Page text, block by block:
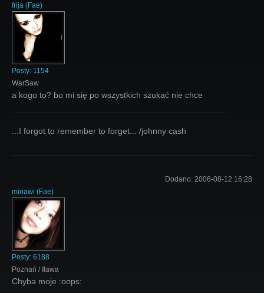
frija (Fae)
Posty: 1154
WarSaw
a kogo to? bo mi się po wszystkich szukać nie chce
...I forgot to remember to forget... /johnny cash
Dodano: 2006-08-12 16:28
minawi (Fae)
Posty: 6188
Poznań / Iława
Chyba moje :oops: